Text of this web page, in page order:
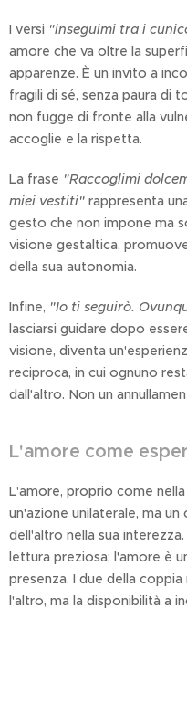
I versi "inseguimi tra i
amore che va oltre la
apparenze. È un invito a
fragili di sé, senza paura di
non fugge di fronte alla
accoglie e la rispetta.
La frase "Raccoglimi
miei vestiti" rappresenta
gesto che non impone ma
visione gestaltica,
della sua autonomia.
Infine, "Io ti seguirò.
lasciarsi guidare dopo
visione, diventa
reciproca, in cui ognuno
dall'altro. Non un
L'amore come
L'amore, proprio come
un'azione unilaterale, ma
dell'altro nella sua
lettura preziosa: l'amore è
presenza. I due della
l'altro, ma la disponibilità a